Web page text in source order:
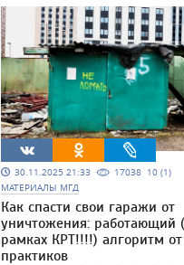
30.11.2025 21:33 17038 10 (1)
МАТЕРИАЛЫ МГД
Как спасти свои гаражи от
уничтожения: работающий
рамках КРТ!!!!) алгоритм
практиков